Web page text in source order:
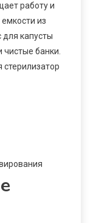
работу и
из
капусты
чистые банки.
стерилизатор